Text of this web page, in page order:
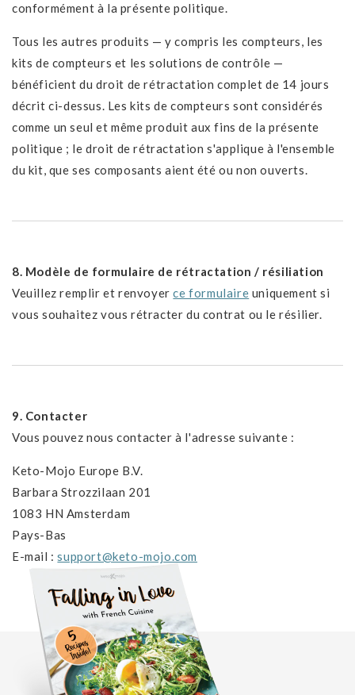
conformément à la présente politique.
Tous les autres produits — y compris les compteurs, les
kits de compteurs et les solutions de contrôle —
bénéficient du droit de rétractation complet de 14 jours
décrit ci-dessus. Les kits de compteurs sont considérés
comme un seul et même produit aux fins de la présente
politique ; le droit de rétractation s'applique à l'ensemble
du kit, que ses composants aient été ou non ouverts.
8. Modèle de formulaire de rétractation / résiliation
Veuillez remplir et renvoyerce formulaire uniquement si
vous souhaitez vous rétracter du contrat ou le résilier.
9. Contacter
Vous pouvez nous contacter à l'adresse suivante :
Keto-Mojo Europe B.V.
Barbara Strozzilaan 201
1083 HN Amsterdam
Pays-Bas
E-mail :support@keto-mojo.com